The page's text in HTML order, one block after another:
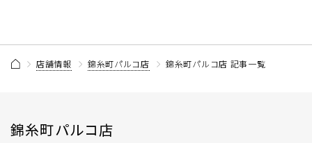
店舗情報 錦糸町パルコ店 錦糸町パルコ店 記事一覧
錦糸町パルコ店